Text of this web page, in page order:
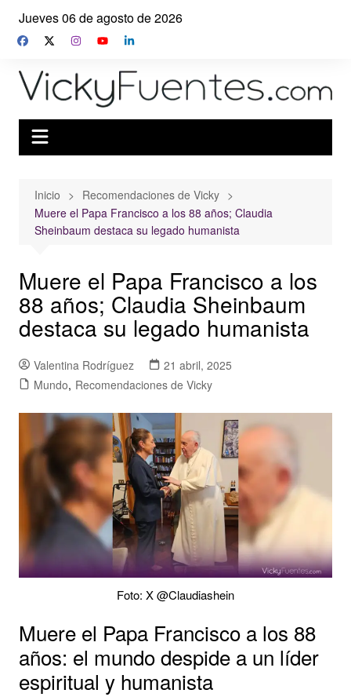
Saltar
contenido
Jueves 06 de agosto de 2026
Inicio
Recomendaciones de Vicky
Muere el Papa Francisco a los 88 años; Claudia
Sheinbaum destaca su legado humanista
Muere el Papa Francisco a los
88 años; Claudia Sheinbaum
destaca su legado humanista
Valentina Rodríguez
21 abril, 2025
Mundo, Recomendaciones de Vicky
Foto: X @Claudiashein
Muere el Papa Francisco a los 88
años: el mundo despide a un líder
espiritual y humanista